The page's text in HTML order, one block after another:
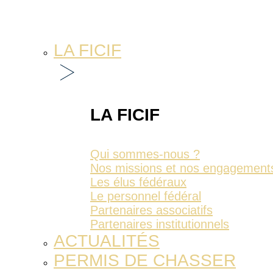
LA FICIF
LA FICIF
Qui sommes-nous ?
Nos missions et nos
Les élus fédéraux
Le personnel fédéral
Partenaires associatifs
Partenaires institutionnels
ACTUALITÉS
PERMIS DE CHASSER